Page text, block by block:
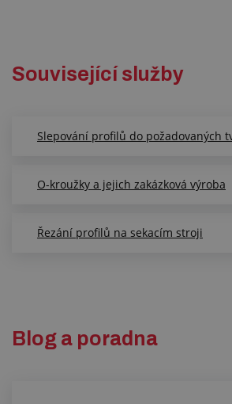
Související služby
Slepování profilů do požadovaných
O-kroužky a jejich zakázková výroba
Řezání profilů na sekacím stroji
Blog a poradna